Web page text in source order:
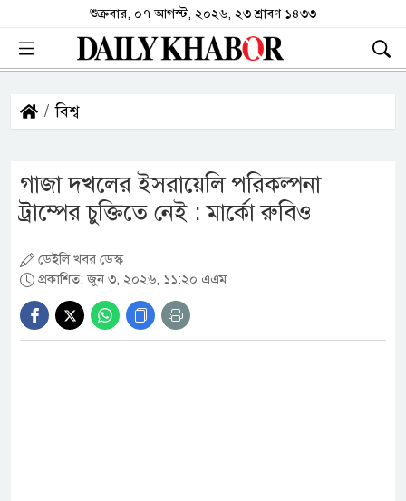
শুক্রবার, ০৭ আগস্ট, ২০২৬, ২৩ শ্রাবণ ১৪৩৩
বিশ্ব
গাজা দখলের ইসরায়েলি পরিকল্পনা
ট্রাম্পের চুক্তিতে নেই : মার্কো রুবিও
ডেইলি খবর ডেস্ক
প্রকাশিত: জুন ৩, ২০২৬, ১১:২০ এএম